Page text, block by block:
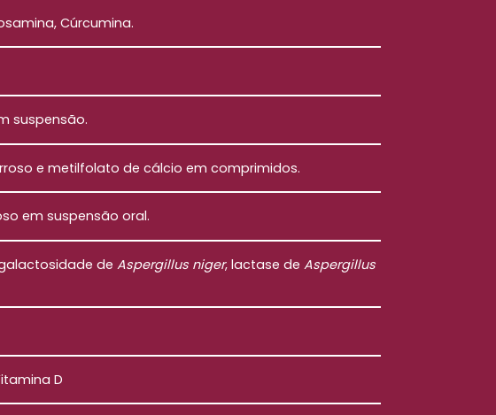
Cúrcumina.
suspensão.
e metilfolato de cálcio em comprimidos.
em suspensão oral.
deAspergillus niger, lactase deAspergillus
D